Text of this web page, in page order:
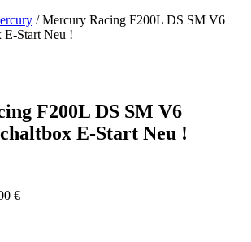
/ Mercury Racing F200L DS SM V6
E-Start Neu !
F200L DS SM V6
E-Start Neu !
€